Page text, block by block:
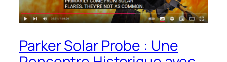
Parker Solar Probe : Une